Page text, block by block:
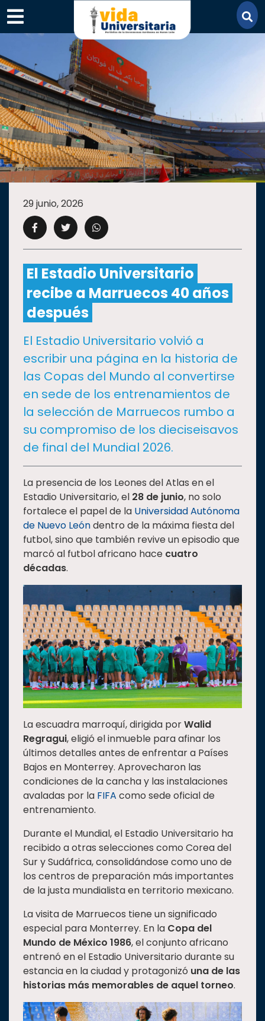
×
SECCIONES
ACADEMIA
CAMPUS UANL
CULTURA
DEPORTES
I+D+IEXPERTOS
SALUD
SUSTENTABILIDAD
TEMAS
Oferta
educativa
Estudiantes
Rectoría
Investigación
Internacionalización
Responsabilidad
social
Vinculación
Historia
Universiada
29 junio, 2026
El Estadio Universitario
recibe a Marruecos 40 años
después
El Estadio Universitario volvió a
escribir una página en la historia de
las Copas del Mundo al convertirse
en sede de los entrenamientos de
la selección de Marruecos rumbo a
su compromiso de los dieciseisavos
de final del Mundial 2026.
La presencia de los Leones del Atlas en el
Estadio Universitario, el 28 de junio, no solo
fortalece el papel de la Universidad Autónoma
de Nuevo Leóndentro de la máxima fiesta del
futbol, sino que también revive un episodio que
marcó al futbol africano hace cuatro
décadas.
La escuadra marroquí, dirigida porWalid
Regragui, eligió el inmueble para afinar los
últimos detalles antes de enfrentar a Países
Bajos en Monterrey. Aprovecharon las
condiciones de la cancha y las instalaciones
avaladas por la FIFA como sede oficial de
entrenamiento.
Durante el Mundial, el Estadio Universitario ha
recibido a otras selecciones como Corea del
Sur y Sudáfrica, consolidándose como uno de
los centros de preparación más importantes
de la justa mundialista en territorio mexicano.
La visita de Marruecos tiene un significado
especial para Monterrey. En la Copa del
Mundo de México 1986, el conjunto africano
entrenó en el Estadio Universitario durante su
estancia en la ciudad y protagonizó una de las
historias más memorables de aquel torneo.